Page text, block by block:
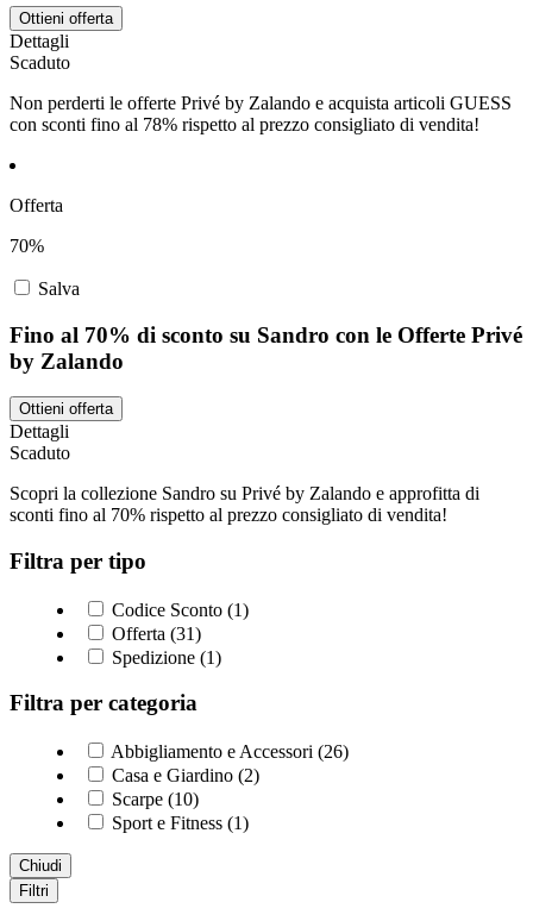
Ottieni offerta
Dettagli
Scaduto
Non perderti le offerte Privé by Zalando e acquista articoli GUESS
con sconti fino al 78% rispetto al prezzo consigliato di vendita!
Offerta
70%
Salva
Fino al 70% di sconto su Sandro con le Offerte Privé
by Zalando
Ottieni offerta
Dettagli
Scaduto
Scopri la collezione Sandro su Privé by Zalando e approfitta di
sconti fino al 70% rispetto al prezzo consigliato di vendita!
Filtra per tipo
Codice Sconto (1)
Offerta (31)
Spedizione (1)
Filtra per categoria
Abbigliamento e Accessori (26)
Casa e Giardino (2)
Scarpe (10)
Sport e Fitness (1)
Chiudi
Filtri